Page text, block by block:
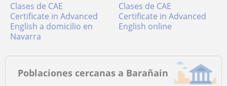
Clases de CAE
Certificate in Advanced
English a domicilio en
Navarra
Clases de CAE
Certificate in Advanced
English online
Poblaciones cercanas a Barañain